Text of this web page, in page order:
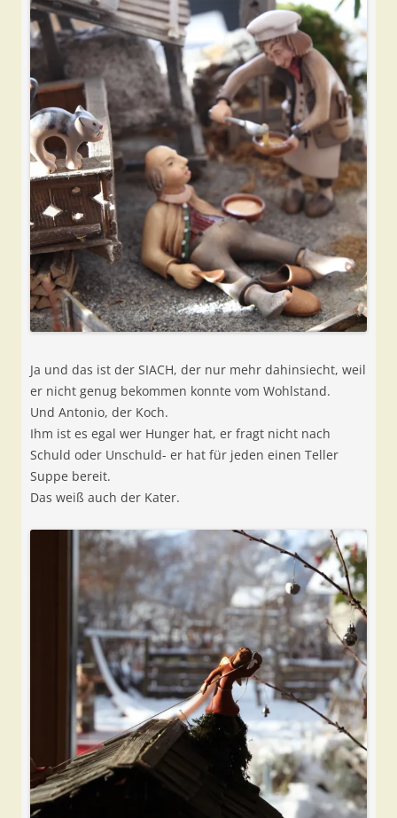
Ja und das ist der SIACH, der nur mehr dahinsiecht, weil
er nicht genug bekommen konnte vom Wohlstand.
Und Antonio, der Koch.
Ihm ist es egal wer Hunger hat, er fragt nicht nach
Schuld oder Unschuld- er hat für jeden einen Teller
Suppe bereit.
Das weiß auch der Kater.